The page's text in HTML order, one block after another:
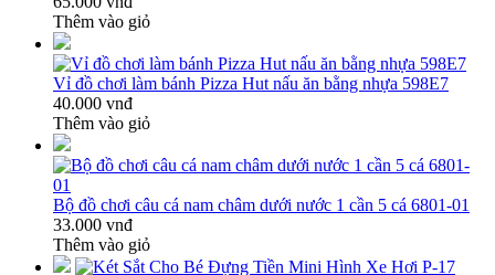
Thêm vào giỏ
Vỉ đồ chơi làm bánh Pizza Hut nấu ăn bằng nhựa 598E7
40.000 vnđ
Thêm vào giỏ
Bộ đồ chơi câu cá nam châm dưới nước 1 cần 5 cá 6801-01
33.000 vnđ
Thêm vào giỏ